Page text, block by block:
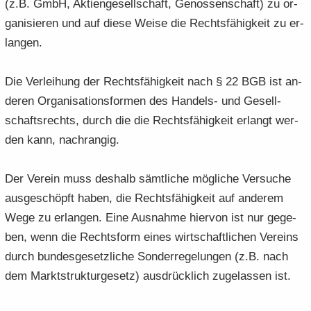
(z.B. GmbH, Ak­ti­en­ge­sell­schaft, Ge­nos­sen­schaft) zu or­
ga­ni­sie­ren und auf diese Weise die Rechts­fä­hig­keit zu er­
lan­gen.
Die Ver­lei­hung der Rechts­fä­hig­keit nach § 22 BGB ist an­
de­ren Or­ga­ni­sa­ti­ons­for­men des Handels-​ und Ge­sell­
schafts­rechts, durch die die Rechts­fä­hig­keit er­langt wer­
den kann, nach­ran­gig.
Der Ver­ein muss des­halb sämt­li­che mög­li­che Ver­su­che
aus­ge­schöpft haben, die Rechts­fä­hig­keit auf an­de­rem
Wege zu er­lan­gen. Eine Aus­nah­me hier­von ist nur ge­ge­
ben, wenn die Rechts­form eines wirt­schaft­li­chen Ver­eins
durch bun­des­ge­setz­li­che Son­der­re­ge­lun­gen (z.B. nach
dem Markt­struk­tur­ge­setz) aus­drück­lich zu­ge­las­sen ist.